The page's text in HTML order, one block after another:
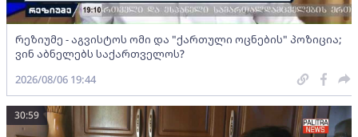
რეზიუმე - აგვისტოს ომი და "ქართული ოცნების" პოზიცია;
ვინ აბნელებს საქართველოს?
2026/08/06 19:44
30:59